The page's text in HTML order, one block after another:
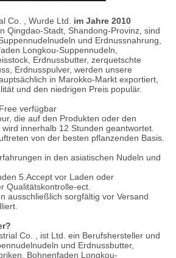
Co. , Wurde Ltd. im Jahre 2010
Qingdao-Stadt, Shandong-Provinz, sind
und Erdnussnahrung,
Longkou-Suppennudeln,
Erdnussbutter, zerquetschte
Erdnusspulver, werden unsere
in Marokko-Markt exportiert,
und den niedrigen Preis populär.
verfügbar
die auf den Produkten oder den
innerhalb 12 Stunden geantwortet.
von der besten pflanzenden Basis.
in den asiatischen Nudeln und
5.Accept vor Laden oder
Qualitätskontrolle-ect.
ausschließlich sorgfältig vor Versand
Co. , ist Ltd. ein Berufshersteller und
und Erdnussbutter,
Bohnenfaden Longkou-